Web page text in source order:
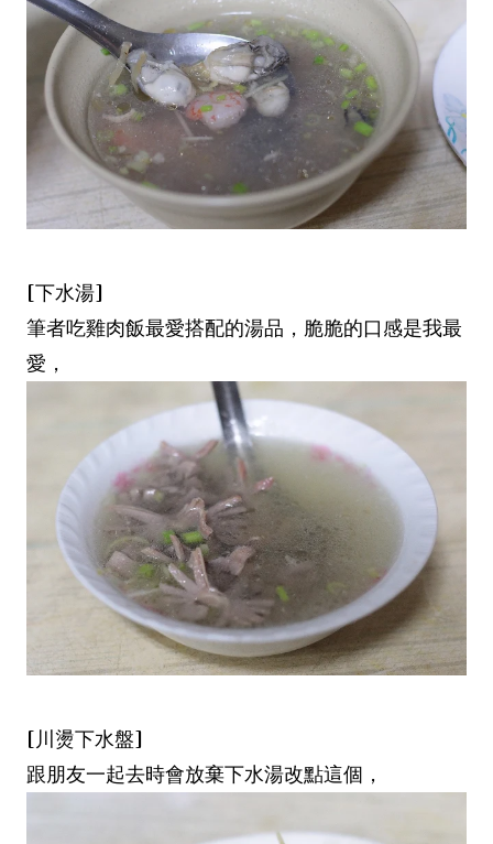
[下水湯]
筆者吃雞肉飯最愛搭配的湯品，脆脆的口感是我最
愛，
[川燙下水盤]
跟朋友一起去時會放棄下水湯改點這個，